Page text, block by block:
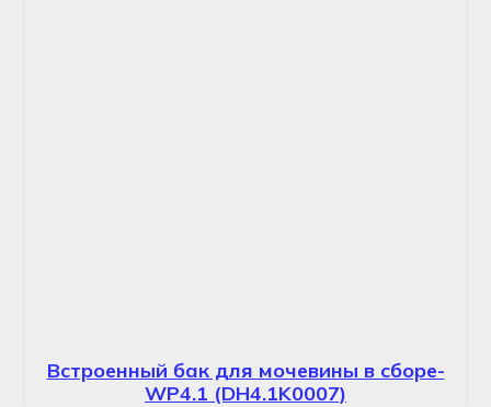
Встроенный бак для мочевины в сборе-
WP4.1 (DH4.1K0007)